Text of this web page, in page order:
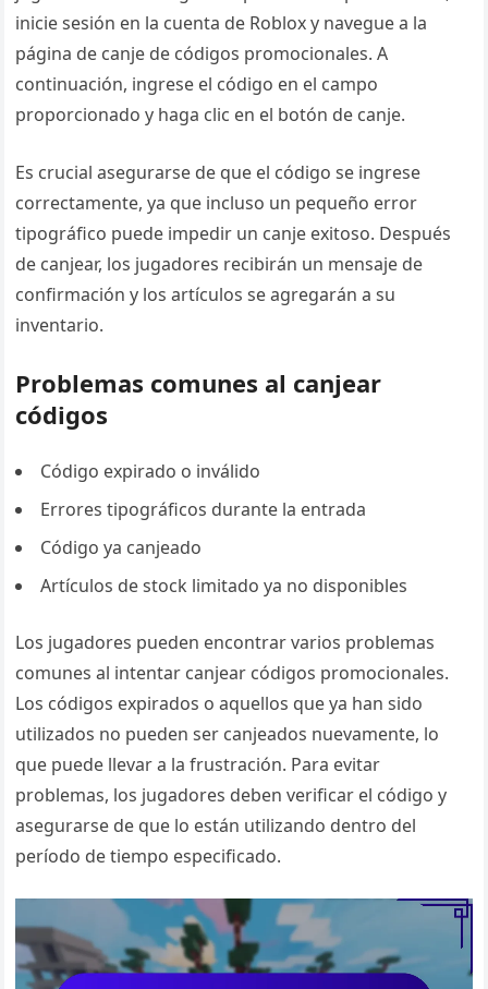
inicie sesión en la cuenta de Roblox y navegue a la
página de canje de códigos promocionales. A
continuación, ingrese el código en el campo
proporcionado y haga clic en el botón de canje.
Es crucial asegurarse de que el código se ingrese
correctamente, ya que incluso un pequeño error
tipográfico puede impedir un canje exitoso. Después
de canjear, los jugadores recibirán un mensaje de
confirmación y los artículos se agregarán a su
inventario.
Problemas comunes al canjear
códigos
Código expirado o inválido
Errores tipográficos durante la entrada
Código ya canjeado
Artículos de stock limitado ya no disponibles
Los jugadores pueden encontrar varios problemas
comunes al intentar canjear códigos promocionales.
Los códigos expirados o aquellos que ya han sido
utilizados no pueden ser canjeados nuevamente, lo
que puede llevar a la frustración. Para evitar
problemas, los jugadores deben verificar el código y
asegurarse de que lo están utilizando dentro del
período de tiempo especificado.